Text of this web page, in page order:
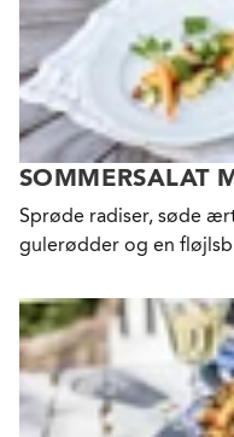
SOMMERSALAT
Sprøde radiser, søde
gulerødder og en